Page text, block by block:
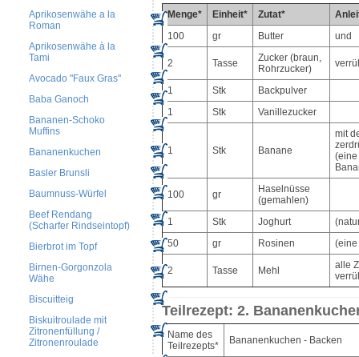
Aprikosenwähe a la
Roman
Aprikosenwähe à la
Tami
Avocado "Faux Gras"
Baba Ganoch
Bananen-Schoko
Muffins
Bananenkuchen
Basler Brunsli
Baumnuss-Würfel
Beef Rendang
(Scharfer Rindseintopf)
Bierbrot im Topf
Birnen-Gorgonzola
Wähe
Biscuitteig
Biskuitroulade mit
Zitronenfüllung /
Zitronenroulade
Menge* Einheit* Zutat*
100
gr Butter und
2 Tasse
Zucker (braun,
Rohrzucker)
1 Stk
Backpulver
1
Stk Vanillezucker
1 Stk Banane
mit
(eine
100 gr
Haselnüsse
(gemahlen)
1
Stk Joghurt
50
gr Rosinen
2 Tasse Mehl
alle
Teilrezept: 2.
Name des
Teilrezepts*
Bananenkuchen - Backen